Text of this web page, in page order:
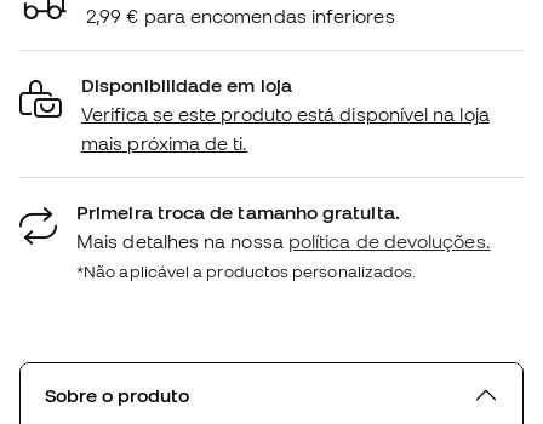
2,99 € para encomendas inferiores
Disponibilidade em loja
Verifica se este produto está disponível na loja
mais próxima de ti.
Primeira troca de tamanho gratuita.
Mais detalhes na nossa política de devoluções.
*Não aplicável a productos personalizados.
Sobre o produto